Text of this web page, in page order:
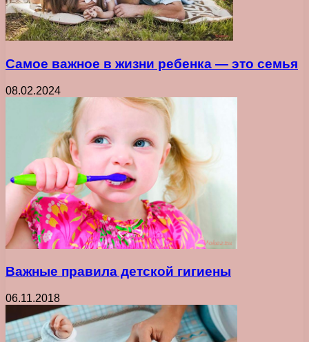
Самое важное в жизни ребенка ― это семья
08.02.2024
Важные правила детской гигиены
06.11.2018